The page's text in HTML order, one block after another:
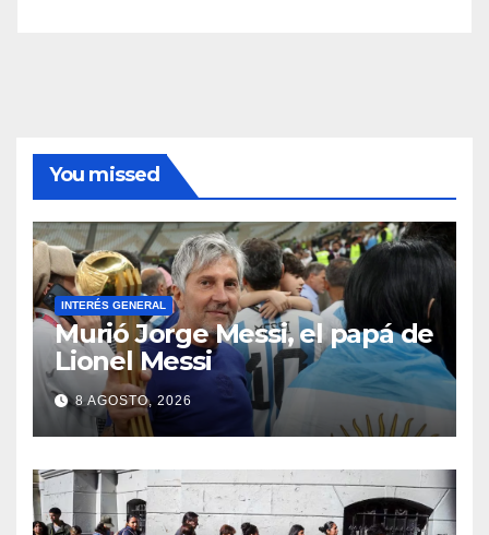
You missed
INTERÉS GENERAL
Murió Jorge Messi, el papá de
Lionel Messi
8 AGOSTO, 2026